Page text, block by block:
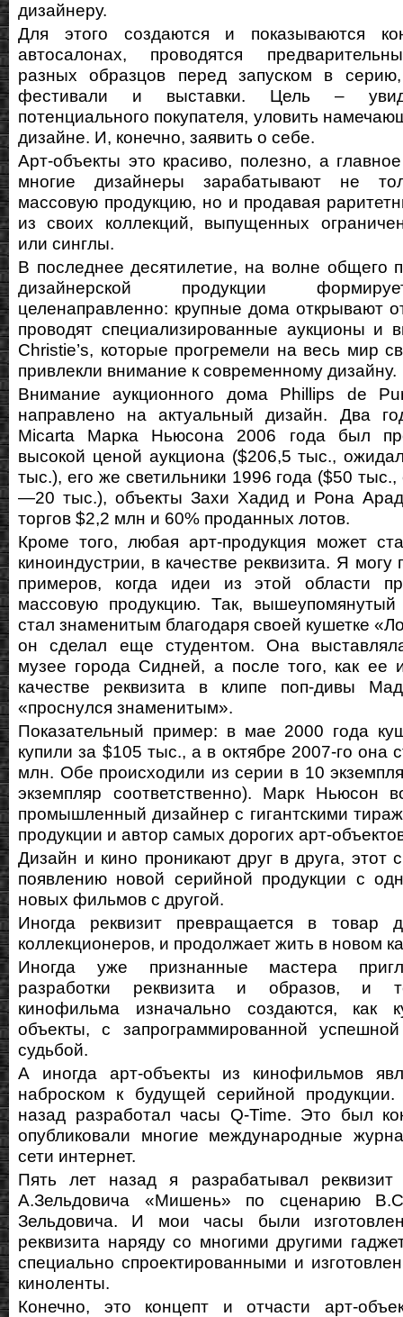
дизайнеру.
Для этого создаются и показываются
автосалонах, проводятся
разных образцов перед запуском в серию,
фестивали и выставки. Цель –
потенциального покупателя, уловить
дизайне. И, конечно, заявить о себе.
Арт-объекты это красиво, полезно, а
многие дизайнеры зарабатывают не
массовую продукцию, но и продавая
из своих коллекций, выпущенных
или синглы.
В последнее десятилетие, на волне общего
дизайнерской продукции
целенаправленно: крупные дома открывают
проводят специализированные аукционы и
Christie’s, которые прогремели на весь мир
привлекли внимание к современному дизайну.
Внимание аукционного дома Phillips de
направлено на актуальный дизайн. Два
Micarta Марка Ньюсона 2006 года был
высокой ценой аукциона ($206,5 тыс.,
тыс.), его же светильники 1996 года ($50
—20 тыс.), объекты Захи Хадид и Рона
торгов $2,2 млн и 60% проданных лотов.
Кроме того, любая арт-продукция может
киноиндустрии, в качестве реквизита. Я могу
примеров, когда идеи из этой области
массовую продукцию. Так,
стал знаменитым благодаря своей кушетке
он сделал еще студентом. Она
музее города Сидней, а после того, как ее
качестве реквизита в клипе поп-дивы
«проснулся знаменитым».
Показательный пример: в мае 2000 года
купили за $105 тыс., а в октябре 2007-го она
млн. Обе происходили из серии в 10
экземпляр соответственно). Марк Ньюсон
промышленный дизайнер с гигантскими
продукции и автор самых дорогих арт-
Дизайн и кино проникают друг в друга, этот
появлению новой серийной продукции с
новых фильмов с другой.
Иногда реквизит превращается в товар
коллекционеров, и продолжает жить в новом
Иногда уже признанные мастера
разработки реквизита и образов, и
кинофильма изначально создаются, как
объекты, с запрограммированной
судьбой.
А иногда арт-объекты из кинофильмов
наброском к будущей серийной
назад разработал часы Q-Time. Это был
опубликовали многие международные
сети интернет.
Пять лет назад я разрабатывал
А.Зельдовича «Мишень» по сценарию
Зельдовича. И мои часы были
реквизита наряду со многими другими
специально спроектированными и
киноленты.
Конечно, это концепт и отчасти арт-